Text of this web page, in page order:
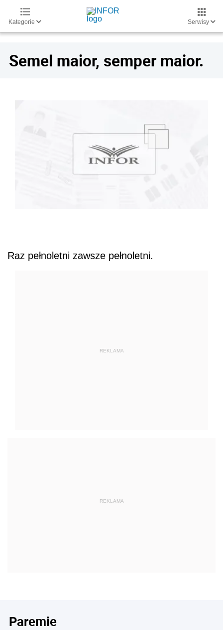
Kategorie Serwisy
Semel maior, semper maior.
Raz pełnoletni zawsze pełnoletni.
REKLAMA
Paremie